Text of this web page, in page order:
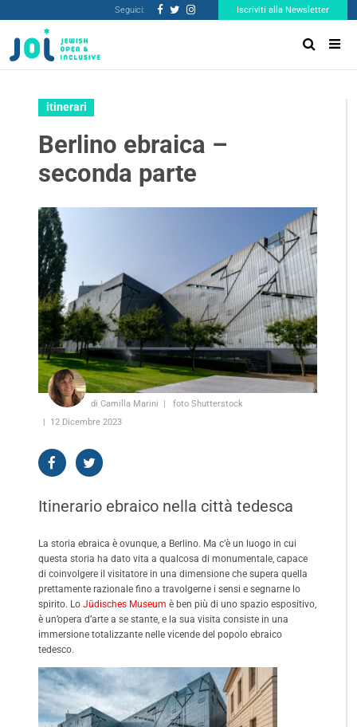
Seguici: Iscriviti alla Newsletter
itinerari
Berlino ebraica –
seconda parte
di Camilla Marini
foto Shutterstock
12 Dicembre 2023
Itinerario ebraico nella città tedesca
La storia ebraica è ovunque, a Berlino. Ma c’è un luogo in cui
questa storia ha dato vita a qualcosa di monumentale, capace
di coinvolgere il visitatore in una dimensione che supera quella
prettamente razionale fino a travolgerne i sensi e segnarne lo
spirito. Lo Jüdisches Museum è ben più di uno spazio espositivo,
è un’opera d’arte a se stante, e la sua visita consiste in una
immersione totalizzante nelle vicende del popolo ebraico
tedesco.